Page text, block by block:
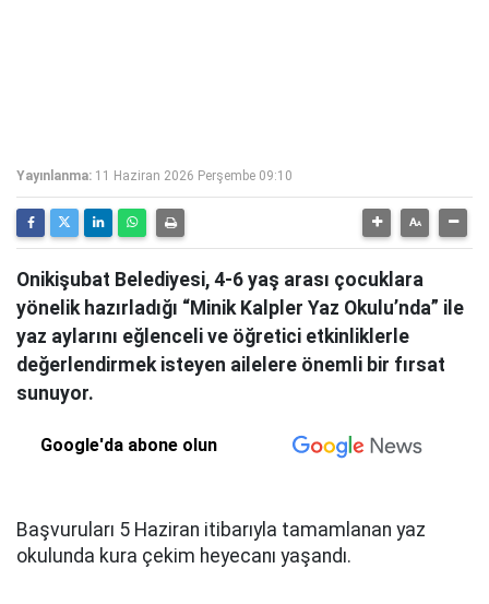
Yayınlanma: 11 Haziran 2026 Perşembe 09:10
Onikişubat Belediyesi, 4-6 yaş arası çocuklara
yönelik hazırladığı “Minik Kalpler Yaz Okulu’nda” ile
yaz aylarını eğlenceli ve öğretici etkinliklerle
değerlendirmek isteyen ailelere önemli bir fırsat
sunuyor.
Google'da abone olun
Başvuruları 5 Haziran itibarıyla tamamlanan yaz
okulunda kura çekim heyecanı yaşandı.